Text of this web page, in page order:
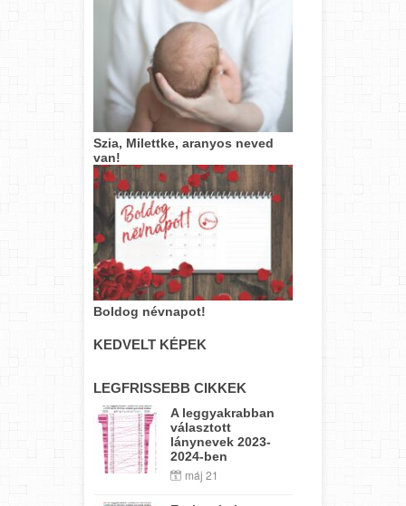
Szia, Milettke, aranyos neved
van!
Boldog névnapot!
KEDVELT KÉPEK
LEGFRISSEBB CIKKEK
A leggyakrabban
választott
lánynevek 2023-
2024-ben
máj 21